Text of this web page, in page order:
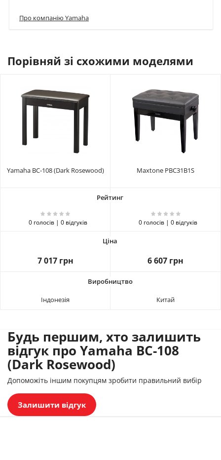
Про компанію Yamaha
Порівняй зі схожими моделями
Yamaha BC-108 (Dark Rosewood) Maxtone PBC31B1S
0 голосів | 0 відгуків 0 голосів | 0 відгуків
7 017 грн 6 607 грн
Індонезія Китай
Будь першим, хто залишить
відгук про Yamaha BC-108
(Dark Rosewood)
Допоможіть іншим покупцям зробити правильний вибір
Залишити відгук